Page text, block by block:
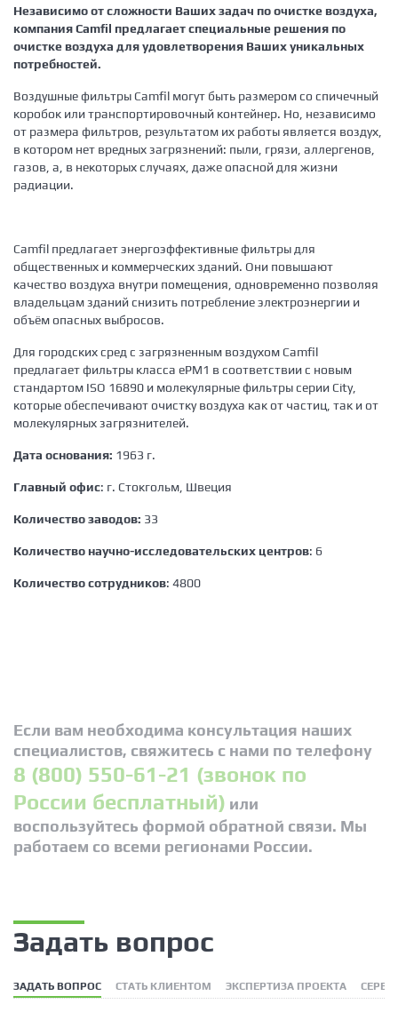
Независимо от сложности Ваших задач по очистке воздуха,
компания Camfil предлагает специальные решения по
очистке воздуха для удовлетворения Ваших уникальных
потребностей.
Воздушные фильтры Camfil могут быть размером со спичечный
коробок или транспортировочный контейнер. Но, независимо
от размера фильтров, результатом их работы является воздух,
в котором нет вредных загрязнений: пыли, грязи, аллергенов,
газов, а, в некоторых случаях, даже опасной для жизни
радиации.
Camfil предлагает энергоэффективные фильтры для
общественных и коммерческих зданий. Они повышают
качество воздуха внутри помещения, одновременно позволяя
владельцам зданий снизить потребление электроэнергии и
объём опасных выбросов.
Для городских сред с загрязненным воздухом Camfil
предлагает фильтры класса ePM1 в соответствии с новым
стандартом ISO 16890 и молекулярные фильтры серии City,
которые обеспечивают очистку воздуха как от частиц, так и от
молекулярных загрязнителей.
Дата основания: 1963 г.
Главный офис: г. Стокгольм, Швеция
Количество заводов: 33
Количество научно-исследовательских центров: 6
Количество сотрудников: 4800
Если вам необходима консультация наших
специалистов, свяжитесь с нами по телефону
8 (800) 550-61-21 (звонок по
России бесплатный) или
воспользуйтесь формой обратной связи. Мы
работаем со всеми регионами России.
Задать вопрос
ЗАДАТЬ ВОПРОС СТАТЬ КЛИЕНТОМ ЭКСПЕРТИЗА ПРОЕКТА